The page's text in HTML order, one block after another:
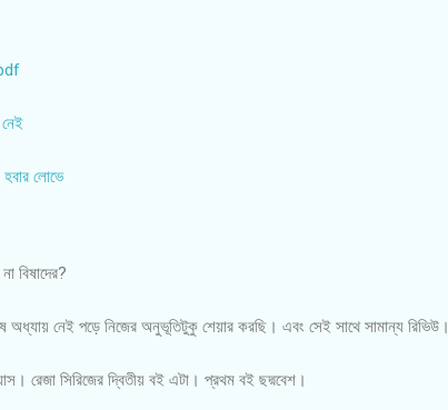
হবার লোভে
বিষাদের?
অধ্যায় নেই পড়ে নিজের অনুভূতিটুকু শেয়ার করছি। এবং সেই সাথে সামান্য রিভিউ।
রেজা সিরিজের দ্বিতীয় বই এটা। প্রথম বই ছদ্মবেশ।